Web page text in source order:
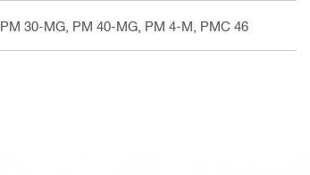
30-MG, PM 40-MG, PM 4-M, PMC 46